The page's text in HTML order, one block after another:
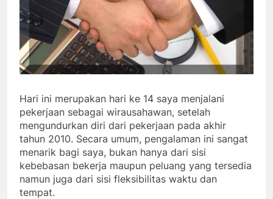
Hari ini merupakan hari ke 14 saya menjalani
pekerjaan sebagai wirausahawan, setelah
mengundurkan diri dari pekerjaan pada akhir
tahun 2010. Secara umum, pengalaman ini sangat
menarik bagi saya, bukan hanya dari sisi
kebebasan bekerja maupun peluang yang tersedia
namun juga dari sisi fleksibilitas waktu dan
tempat.